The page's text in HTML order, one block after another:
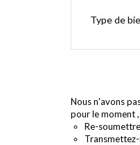
Type de
Nous n'avons
pour le moment
Re-